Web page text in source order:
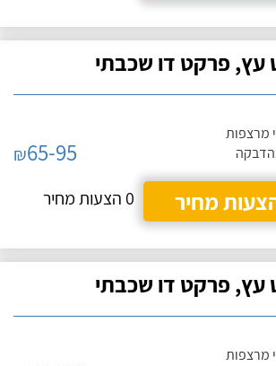
פרקט דו שכבתי
מרצפות
₪65-95
מחיר
0 הצעות מחיר
פרקט דו שכבתי
מרצפות